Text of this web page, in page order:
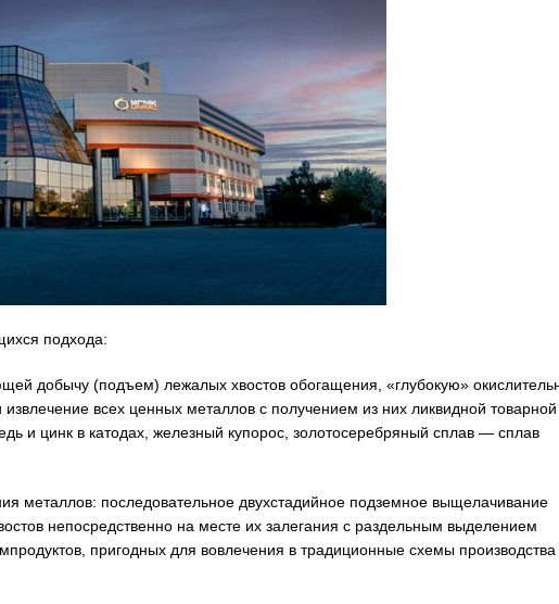
подхода:
добычу (подъем) лежалых хвостов обогащения, «глубокую»
всех ценных металлов с получением из них ликвидной товарной
и цинк в катодах, железный купорос, золотосеребряный сплав — сплав
металлов: последовательное двухстадийное подземное выщелачивание
непосредственно на месте их залегания с раздельным выделением
пригодных для вовлечения в традиционные схемы производства